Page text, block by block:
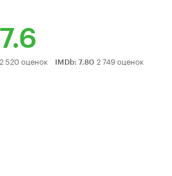
7.6
Рейтинг
2 520 оценок IMDb: 7.80 2 749 оценок